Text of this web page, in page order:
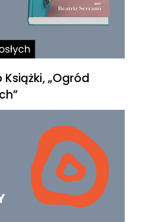
„Ogród